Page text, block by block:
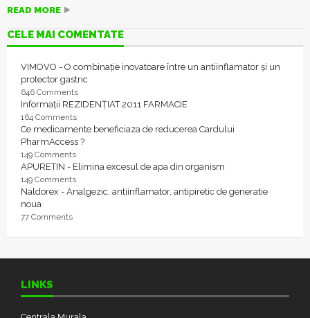
READ MORE
CELE MAI COMENTATE
VIMOVO - O combinație inovatoare între un antiinflamator și un
protector gastric
646 Comments
Informații REZIDENȚIAT 2011 FARMACIE
164 Comments
Ce medicamente beneficiaza de reducerea Cardului
PharmAccess ?
149 Comments
APURETIN - Elimina excesul de apa din organism
149 Comments
Naldorex - Analgezic, antiinflamator, antipiretic de generatie
noua
77 Comments
LINKS